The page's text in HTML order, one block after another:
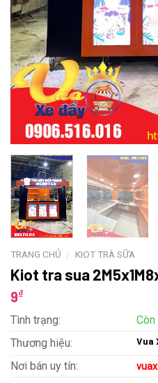
TRANG CHỦ / KIOT TRÀ SỮA
Kiot tra sua
9₫
Tình trạng:
Còn
Thương hiệu:
Vua
Nơi bán uy tín: